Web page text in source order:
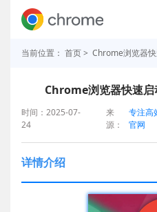
当前位置： 首页> Chrome浏览器
Chrome浏览器快速
时间：2025-07-
24
来
源：
专注高
官网
详情介绍